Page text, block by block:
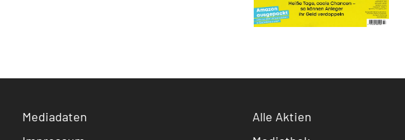
Mediadaten
Alle Aktien